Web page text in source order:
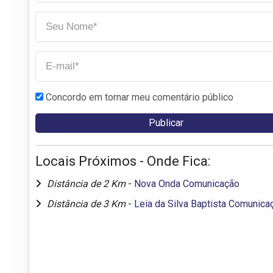
Concordo em tornar meu comentário público
Locais Próximos - Onde Fica:
Distância de 2 Km - Nova Onda Comunicação
Distância de 3 Km - Leia da Silva Baptista